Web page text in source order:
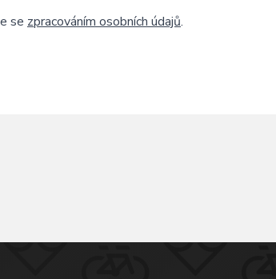
se zpracováním osobních údajů.